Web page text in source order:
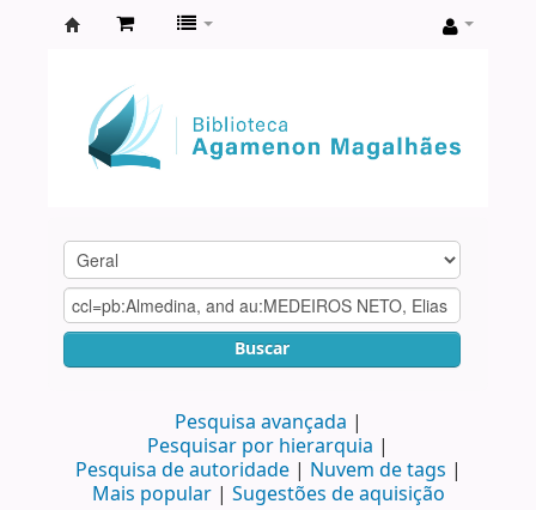
Agamenon
Magalhães
Buscar
Pesquisa avançada
Pesquisar por hierarquia
Pesquisa de autoridade
Nuvem de tags
Mais popular
Sugestões de aquisição